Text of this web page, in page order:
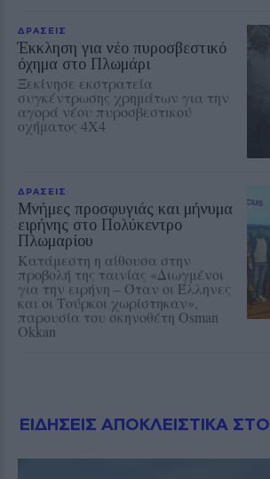
ΔΡΑΣΕΙΣ
Έκκληση για νέο πυροσβεστικό
όχημα στο Πλωμάρι
Ξεκίνησε εκστρατεία
συγκέντρωσης χρημάτων για την
αγορά νέου πυροσβεστικού
οχήματος 4Χ4
ΔΡΑΣΕΙΣ
Μνήμες προσφυγιάς και μήνυμα
ειρήνης στο Πολύκεντρο
Πλωμαρίου
Κατάμεστη η αίθουσα στην
προβολή της ταινίας «Διωγμένοι
για την ειρήνη – Όταν οι Έλληνες
και οι Τούρκοι χωρίστηκαν»,
παρουσία του σκηνοθέτη Osman
Okkan
ΕΙΔΗΣΕΙΣ ΑΠΟΚΛΕΙΣΤΙΚΑ ΣΤΟ